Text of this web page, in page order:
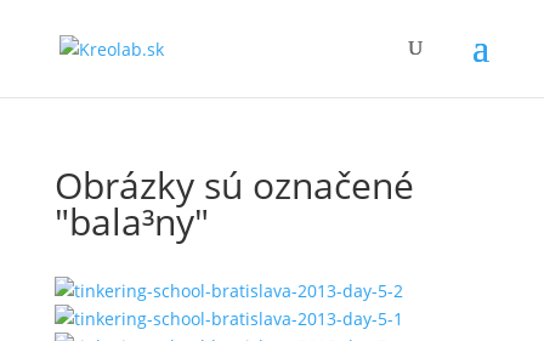
Obrázky sú označené
"bala³ny"